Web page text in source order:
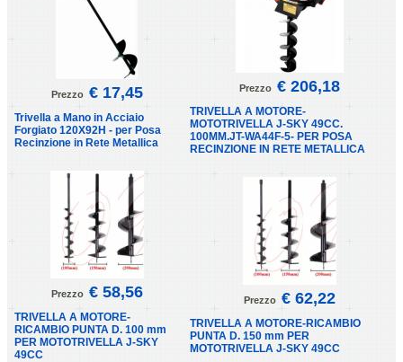
Prezzo € 17,45
Trivella a Mano in Acciaio
Forgiato 120X92H - per Posa
Recinzione in Rete Metallica
Prezzo € 206,18
TRIVELLA A MOTORE-
MOTOTRIVELLA J-SKY 49CC.
100MM.JT-WA44F-5- PER POSA
RECINZIONE IN RETE METALLICA
Prezzo € 58,56
TRIVELLA A MOTORE-
RICAMBIO PUNTA D. 100 mm
PER MOTOTRIVELLA J-SKY
49CC
Prezzo € 62,22
TRIVELLA A MOTORE-RICAMBIO
PUNTA D. 150 mm PER
MOTOTRIVELLA J-SKY 49CC